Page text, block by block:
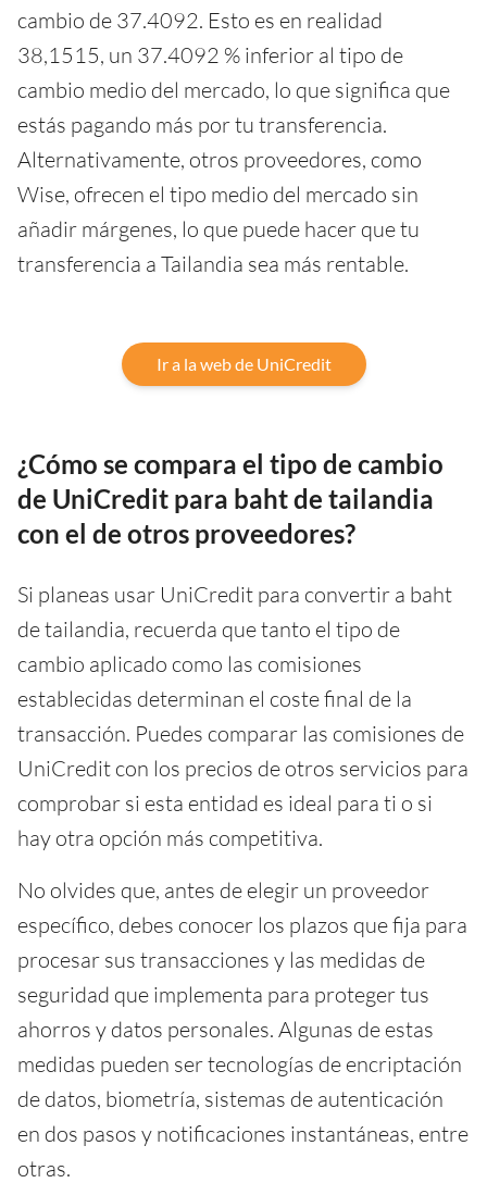
cambio de 37.4092. Esto es en realidad
38,1515, un 37.4092 % inferior al tipo de
cambio medio del mercado, lo que significa que
estás pagando más por tu transferencia.
Alternativamente, otros proveedores, como
Wise, ofrecen el tipo medio del mercado sin
añadir márgenes, lo que puede hacer que tu
transferencia a Tailandia sea más rentable.
Ir a la web de UniCredit
¿Cómo se compara el tipo de cambio
de UniCredit para baht de tailandia
con el de otros proveedores?
Si planeas usar UniCredit para convertir a baht
de tailandia, recuerda que tanto el tipo de
cambio aplicado como las comisiones
establecidas determinan el coste final de la
transacción. Puedes comparar las comisiones de
UniCredit con los precios de otros servicios para
comprobar si esta entidad es ideal para ti o si
hay otra opción más competitiva.
No olvides que, antes de elegir un proveedor
específico, debes conocer los plazos que fija para
procesar sus transacciones y las medidas de
seguridad que implementa para proteger tus
ahorros y datos personales. Algunas de estas
medidas pueden ser tecnologías de encriptación
de datos, biometría, sistemas de autenticación
en dos pasos y notificaciones instantáneas, entre
otras.